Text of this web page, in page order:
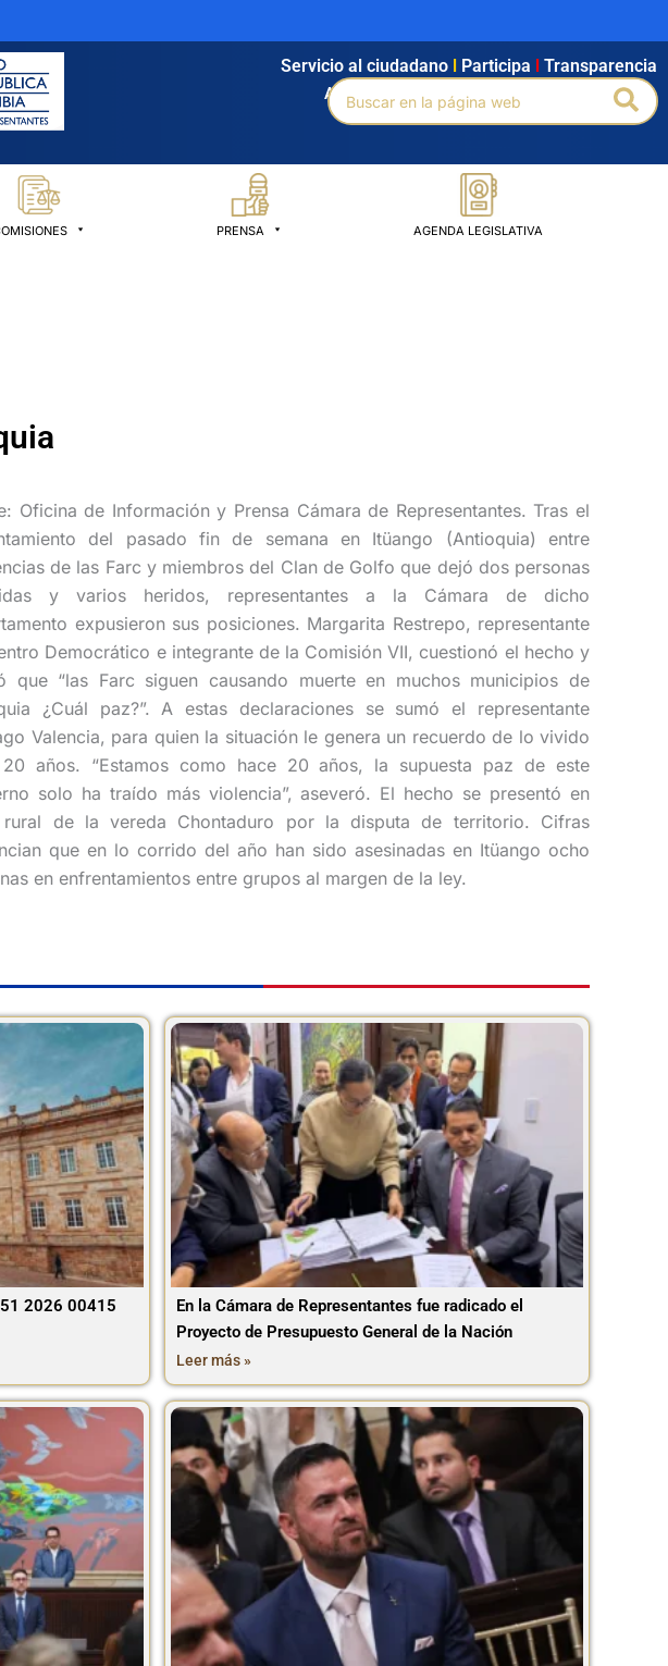
Agendamiento Intranet Búsqueda avanzada
Servicio al ciudadano Participa Transparencia
Buscar
por:
PRENSA AGENDA LEGISLATIVA
Oficina de Información y Prensa Cámara de Representantes. Tras el
del pasado fin de semana en Itüango (Antioquia) entre
de las Farc y miembros del Clan de Golfo que dejó dos personas
y varios heridos, representantes a la Cámara de dicho
expusieron sus posiciones. Margarita Restrepo, representante
Democrático e integrante de la Comisión VII, cuestionó el hecho y
que “las Farc siguen causando muerte en muchos municipios de
¿Cuál paz?”. A estas declaraciones se sumó el representante
Valencia, para quien la situación le genera un recuerdo de lo vivido
años. “Estamos como hace 20 años, la supuesta paz de este
solo ha traído más violencia”, aseveró. El hecho se presentó en
rural de la vereda Chontaduro por la disputa de territorio. Cifras
que en lo corrido del año han sido asesinadas en Itüango ocho
en enfrentamientos entre grupos al margen de la ley.
2026 00415
En la Cámara de Representantes fue radicado el
Proyecto de Presupuesto General de la Nación
Leer más »